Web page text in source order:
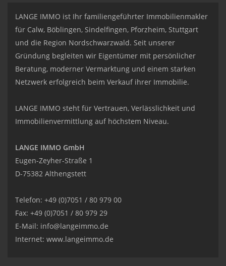
LANGE IMMO ist Ihr familiengeführter Immobilienmakler
für Calw, Böblingen, Sindelfingen, Pforzheim, Stuttgart
und die Region Nordschwarzwald. Seit unserer
Gründung begleiten wir Eigentümer mit persönlicher
Beratung, moderner Vermarktung und einem starken
Netzwerk erfolgreich beim Verkauf ihrer Immobilie.
LANGE IMMO steht für Vertrauen, Verlässlichkeit und
Immobilienvermittlung auf höchstem Niveau.
LANGE IMMO GmbH
Eugen-Zeyher-Straße 1
D-75382 Althengstett
Telefon: +49 (0)7051 / 80 979 00
Fax: +49 (0)7051 / 80 979 29
E-Mail: info@langeimmo.de
Internet: www.langeimmo.de